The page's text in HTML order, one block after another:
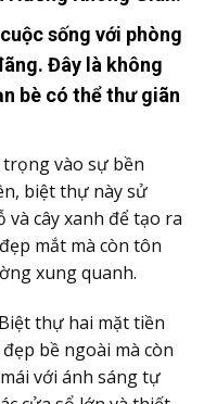
sống với phòng
Đây là không
bè có thể thư giãn
trọng vào sự bền
biệt thự này sử
cây xanh để tạo ra
mắt mà còn tôn
xung quanh.
Biệt thự hai mặt tiền
bề ngoài mà còn
với ánh sáng tự